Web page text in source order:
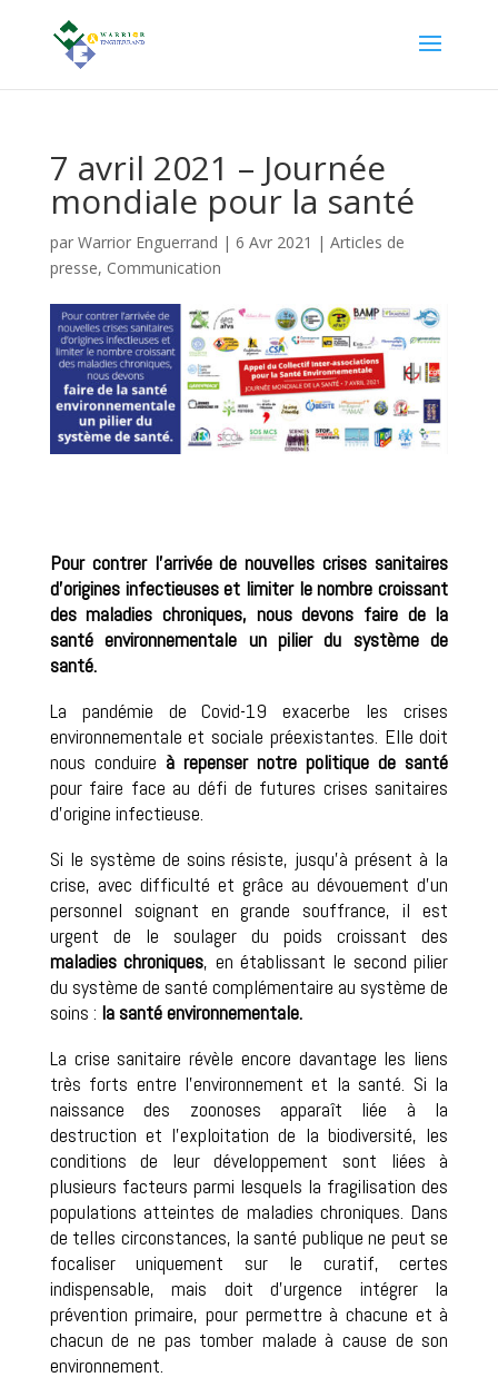
7 avril 2021 – Journée
mondiale pour la santé
par Warrior Enguerrand | 6 Avr 2021 | Articles de
presse, Communication
Pour contrer l’arrivée de nouvelles crises sanitaires
d’origines infectieuses et limiter le nombre croissant
des maladies chroniques, nous devons faire de la
santé environnementale un pilier du système de
santé.
La pandémie de Covid-19 exacerbe les crises
environnementale et sociale préexistantes. Elle doit
nous conduire à repenser notre politique de santé
pour faire face au défi de futures crises sanitaires
d’origine infectieuse.
Si le système de soins résiste, jusqu’à présent à la
crise, avec difficulté et grâce au dévouement d’un
personnel soignant en grande souffrance, il est
urgent de le soulager du poids croissant des
maladies chroniques, en établissant le second pilier
du système de santé complémentaire au système de
soins : la santé environnementale.
La crise sanitaire révèle encore davantage les liens
très forts entre l’environnement et la santé. Si la
naissance des zoonoses apparaît liée à la
destruction et l’exploitation de la biodiversité, les
conditions de leur développement sont liées à
plusieurs facteurs parmi lesquels la fragilisation des
populations atteintes de maladies chroniques. Dans
de telles circonstances, la santé publique ne peut se
focaliser uniquement sur le curatif, certes
indispensable, mais doit d’urgence intégrer la
prévention primaire, pour permettre à chacune et à
chacun de ne pas tomber malade à cause de son
environnement.